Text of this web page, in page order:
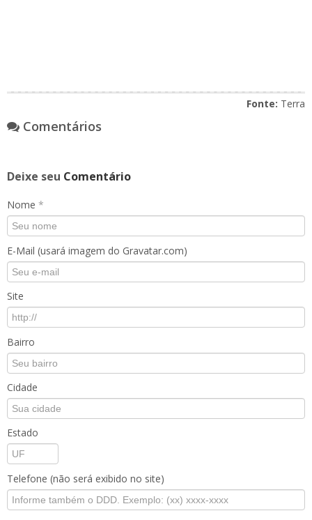
Fonte: Terra
Comentários
Deixe seu Comentário
Nome *
E-Mail (usará imagem do Gravatar.com)
Site
Bairro
Cidade
Estado
Telefone (não será exibido no site)